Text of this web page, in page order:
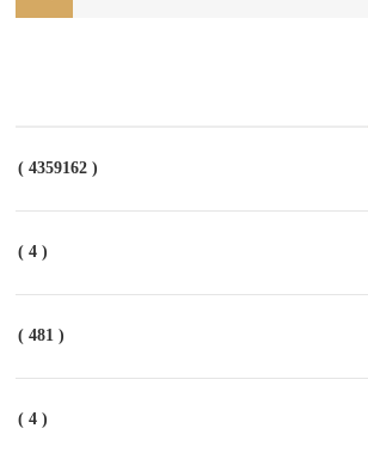
( 4359162 )
( 4 )
( 481 )
( 4 )